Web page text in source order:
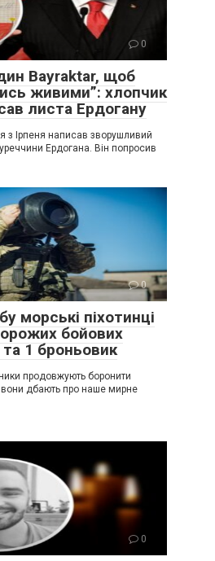
0
Bayraktar, щоб
живими”: хлопчик
листа Ердогану
з Ірпеня написав зворушливий
Ердогана. Він попросив
0
морські піхотинці
бойових
1 броньовик
продовжують боронити
вони дбають про наше мирне
0